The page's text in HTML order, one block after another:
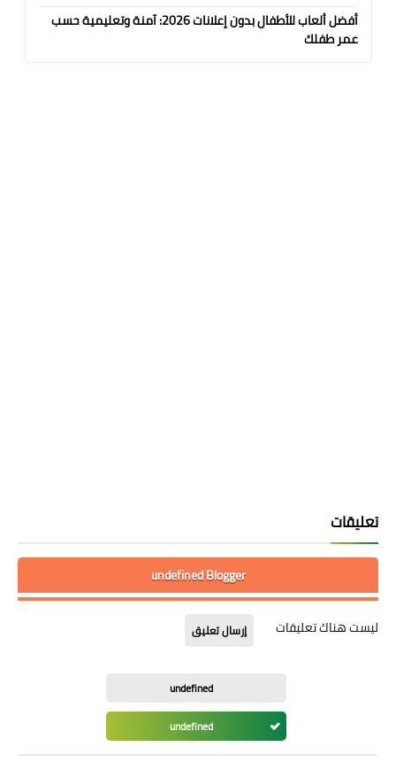
أفضل ألعاب للأطفال بدون إعلانات 2026: آمنة وتعليمية حسب
عمر طفلك
تعليقات
undefined Blogger
ليست هناك تعليقات إرسال تعليق
undefined
undefined